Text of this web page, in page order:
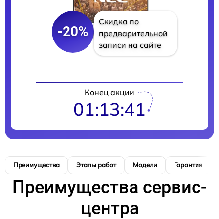
-20%
Скидка по
предварительной
записи на сайте
Конец акции
01:13:40
Преимущества Этапы работ Модели Гарантия
Преимущества сервис-
центра